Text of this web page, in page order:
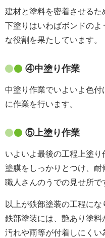
建材と塗料を密着させるた
下塗りはいわばボンドの
な役割を果たしています。
④中塗り作業
中塗り作業でいよいよ色
に作業を行います。
⑤上塗り作業
いよいよ最後の工程上塗り
塗膜をしっかりとつけ、耐
職人さんのうでの見せ所
以上が鉄部塗装の工程にな
鉄部塗装には、艶あり塗料
汚れや雨等が付着しにく